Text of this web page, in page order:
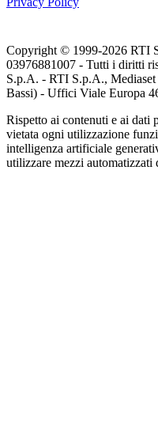
Copyright © 1999-2026 RTI
03976881007 - Tutti i diritti
S.p.A. - RTI S.p.A., Mediaset
Bassi) - Uffici Viale Europa
Rispetto ai contenuti e ai dati
vietata ogni utilizzazione
intelligenza artificiale
utilizzare mezzi automatizzati